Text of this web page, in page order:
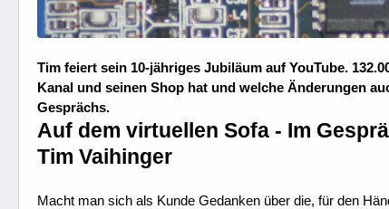
Tim feiert sein 10-jähriges Jubiläum auf YouTube.
Kanal und seinen Shop hat und welche Änderungen
Gesprächs.
Auf dem virtuellen Sofa - Im
Tim Vaihinger
Macht man sich als Kunde Gedanken über die, für den